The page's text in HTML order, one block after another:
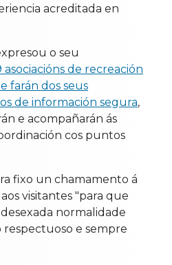
acreditada en
o seu
asociacións de recreación
farán dos seus
de información segura,
e acompañarán ás
cos puntos
fixo un chamamento á
visitantes "para que
normalidade
e sempre